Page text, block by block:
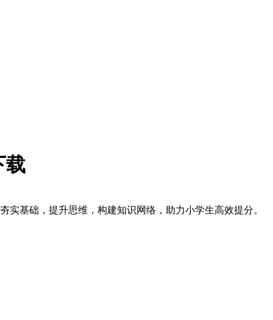
载
实基础，提升思维，构建知识网络，助力小学生高效提分。